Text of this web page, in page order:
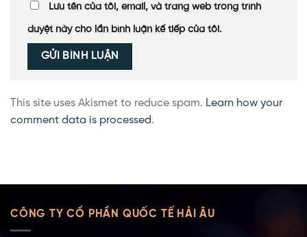
Lưu tên của tôi, email, và trang web trong trình
duyệt này cho lần bình luận kế tiếp của tôi.
This site uses Akismet to reduce spam. Learn how your
comment data is processed.
CÔNG TY CỔ PHẦN QUỐC TẾ HẢI ÂU